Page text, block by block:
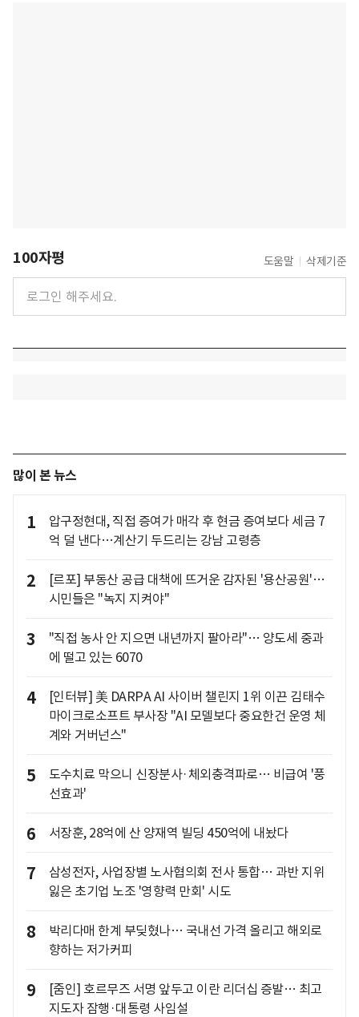
100자평 도움말 삭제기준
많이 본 뉴스
1
압구정현대, 직접 증여가 매각 후 현금 증여보다 세금 7
억 덜 낸다…계산기 두드리는 강남 고령층
2
[르포] 부동산 공급 대책에 뜨거운 감자된 '용산공원'…
시민들은 "녹지 지켜야"
3
"직접 농사 안 지으면 내년까지 팔아라"… 양도세 중과
에 떨고 있는 6070
4
[인터뷰] 美 DARPA AI 사이버 챌린지 1위 이끈 김태수
마이크로소프트 부사장 "AI 모델보다 중요한건 운영 체
계와 거버넌스"
5
도수치료 막으니 신장분사·체외충격파로… 비급여 '풍
선효과'
6 서장훈, 28억에 산 양재역 빌딩 450억에 내놨다
7
삼성전자, 사업장별 노사협의회 전사 통합… 과반 지위
잃은 초기업 노조 '영향력 만회' 시도
8
박리다매 한계 부딪혔나… 국내선 가격 올리고 해외로
향하는 저가커피
9
[줌인] 호르무즈 서명 앞두고 이란 리더십 증발… 최고
지도자 잠행·대통령 사임설